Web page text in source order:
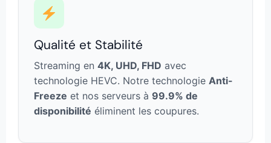
Qualité et Stabilité
Streaming en 4K, UHD, FHD avec
technologie HEVC. Notre technologie Anti-
Freeze et nos serveurs à 99.9% de
disponibilité éliminent les coupures.